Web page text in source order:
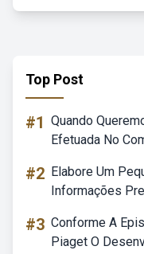
Top Post
#1 Quando
Efetuada No
#2 Elabore Um
Informações
#3 Conforme A
Piaget O